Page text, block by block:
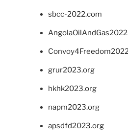
sbcc-2022.com
grur2023.org
hkhk2023.org
napm2023.org
apsdfd2023.org